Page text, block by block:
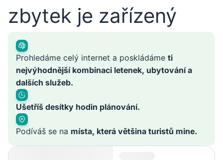
zbytek je zařízený
Prohledáme celý internet a poskládáme ti
nejvýhodnější kombinaci letenek, ubytování a
dalších služeb.
Ušetříš desítky hodin plánování.
Podíváš se na místa, která většina turistů mine.